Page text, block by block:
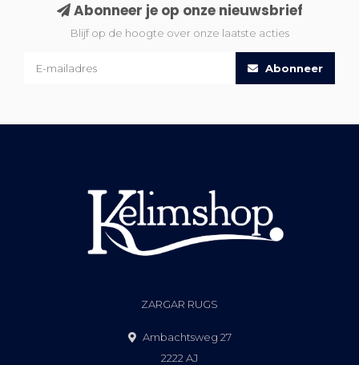
Abonneer je op onze nieuwsbrief
Blijf op de hoogte over onze laatste acties
Abonneer
ZARGAR RUGS
Ambachtsweg 27
2222 AJ